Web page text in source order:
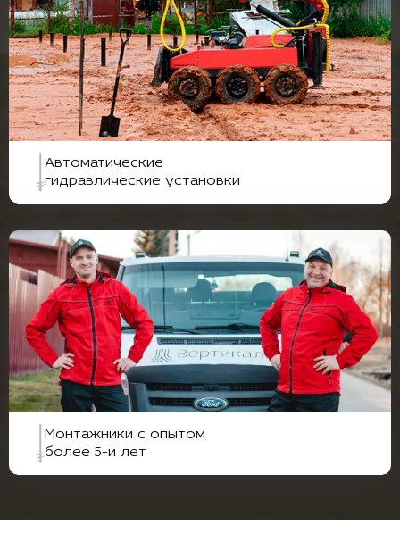
Автоматические
гидравлические установки
Монтажники с опытом
более 5-и лет